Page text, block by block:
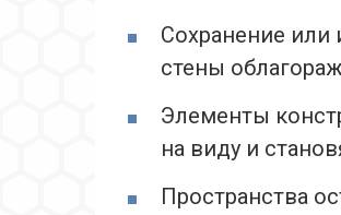
Сохранение или
стены
Элементы
на виду и
Пространства